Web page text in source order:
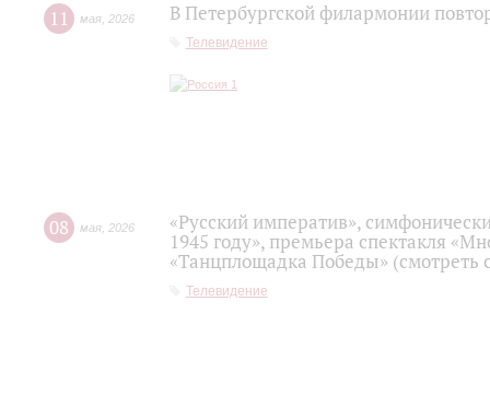
11 мая 2026 В Петербургской филармонии
Телевидение
08 мая 2026
«Русский императив»,
1945 году», премьера спектакля
«Танцплощадка Победы»
Телевидение